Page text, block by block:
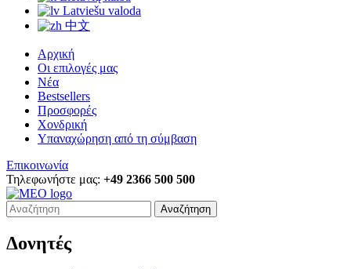
Latviešu valoda
中文
Αρχική
Οι επιλογές μας
Νέα
Bestsellers
Προσφορές
Χονδρική
Υπαναχώρηση από τη σύμβαση
Επικοινωνία
Τηλεφωνήστε μας: +49 2366 500 500
Αναζήτηση
Δονητές